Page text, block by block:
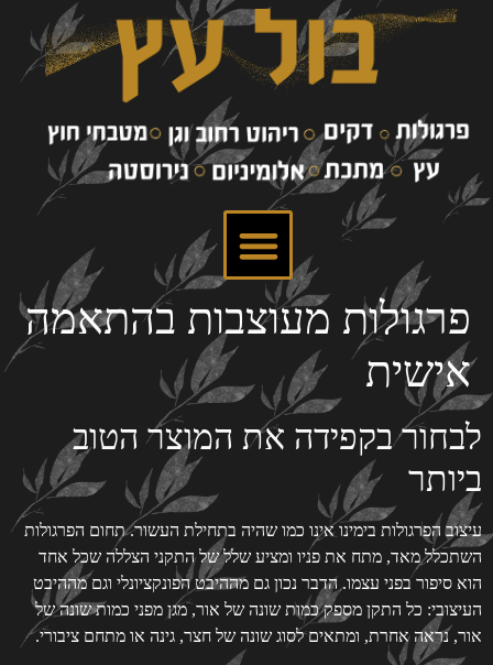
פרגולות מעוצבות בהתאמה
אישית
לבחור בקפידה את המוצר הטוב
ביותר
עיצוב הפרגולות בימינו אינו כמו שהיה בתחילת העשור. תחום הפרגולות
השתכלל מאד, מתח את פניו ומציע שלל של התקני הצללה שכל אחד
הוא סיפור בפני עצמו. הדבר נכון גם מההיבט הפונקציונלי וגם מההיבט
העיצובי: כל התקן מספק כמות שונה של אור, מגן מפני כמות שונה של
אור, נראה אחרת, ומתאים לסוג שונה של חצר, גינה או מתחם ציבורי.